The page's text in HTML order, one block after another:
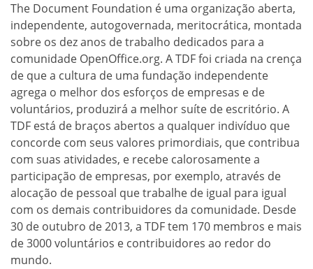
The Document Foundation é uma organização aberta,
independente, autogovernada, meritocrática, montada
sobre os dez anos de trabalho dedicados para a
comunidade OpenOffice.org. A TDF foi criada na crença
de que a cultura de uma fundação independente
agrega o melhor dos esforços de empresas e de
voluntários, produzirá a melhor suíte de escritório. A
TDF está de braços abertos a qualquer indivíduo que
concorde com seus valores primordiais, que contribua
com suas atividades, e recebe calorosamente a
participação de empresas, por exemplo, através de
alocação de pessoal que trabalhe de igual para igual
com os demais contribuidores da comunidade. Desde
30 de outubro de 2013, a TDF tem 170 membros e mais
de 3000 voluntários e contribuidores ao redor do
mundo.